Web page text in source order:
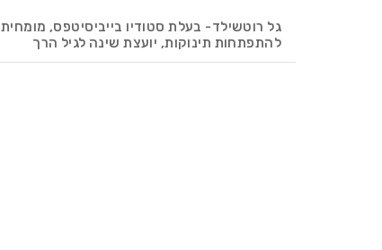
גל רוטשילד- בעלת סטודיו בייביסיטפס, מומחית
להתפתחות תינוקות, יועצת שינה לגיל הרך